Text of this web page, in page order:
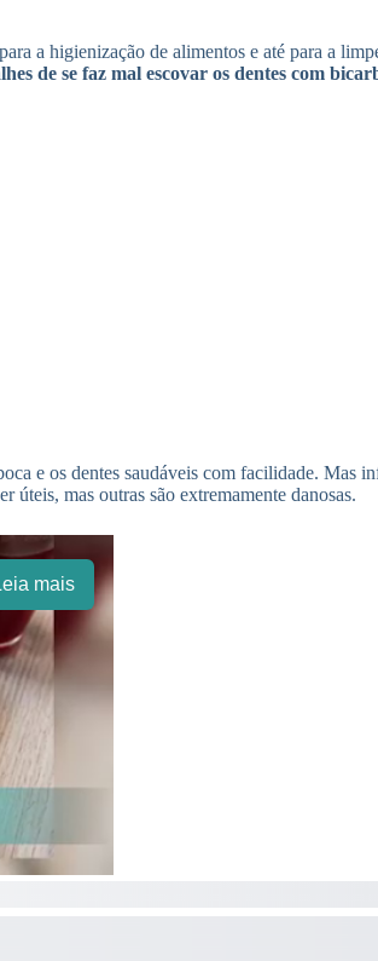
a higienização de alimentos e até para a
de se faz mal escovar os dentes com
e os dentes saudáveis com facilidade. Mas
úteis, mas outras são extremamente danosas.
mais